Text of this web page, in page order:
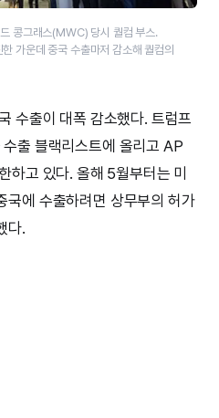
콩그래스(MWC) 당시 퀄컴 부스.
가운데 중국 수출마저 감소해 퀄컴의
수출이 대폭 감소했다. 트럼프
출 블랙리스트에 올리고 AP
하고 있다. 올해 5월부터는 미
국에 수출하려면 상무부의 허가
다.